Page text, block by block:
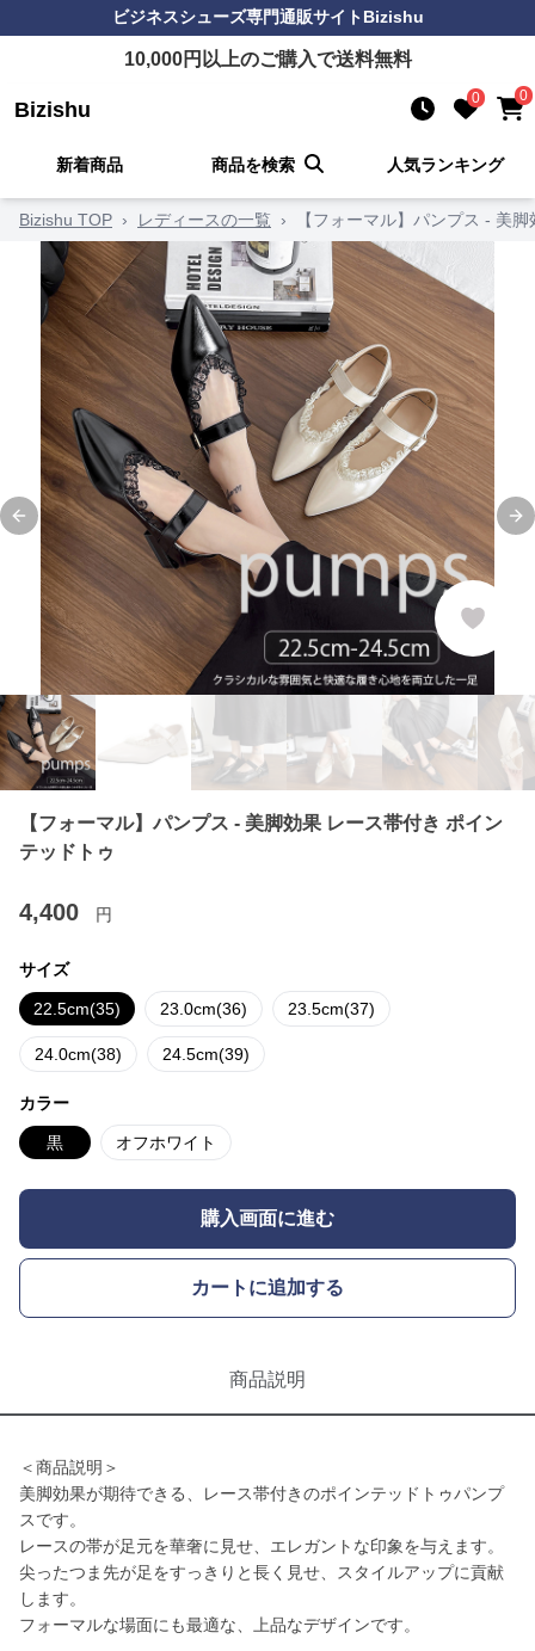
ビジネスシューズ専門通販サイトBizishu
10,000円以上のご購入で送料無料
Bizishu 0 0
新着商品 商品を検索 人気ランキング
Bizishu TOP › レディースの一覧 › 【フォーマル】パンプス - 美
Previous slide
【フォーマル】パンプス - 美脚効果 レース帯付き ポイン
テッドトゥ
4,400 円
サイズ
22.5cm(35) 23.0cm(36) 23.5cm(37)
24.0cm(38) 24.5cm(39)
カラー
黒 オフホワイト
購入画面に進む
カートに追加する
商品説明
＜商品説明＞
美脚効果が期待できる、レース帯付きのポインテッドトゥパンプ
スです。
レースの帯が足元を華奢に見せ、エレガントな印象を与えます。
尖ったつま先が足をすっきりと長く見せ、スタイルアップに貢献
します。
フォーマルな場面にも最適な、上品なデザインです。